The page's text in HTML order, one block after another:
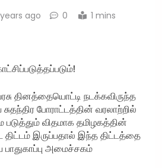
ago 0 1 mins
தினத்தையொட்டி நடக்கவிருந்த
போராட்டத்தின் வரலாற்றில்
விதமாக தமிழகத்தின்
திட்டம் இருப்பதால் இந்த திட்டத்தை
பாதுகாப்பு அமைச்சகம்